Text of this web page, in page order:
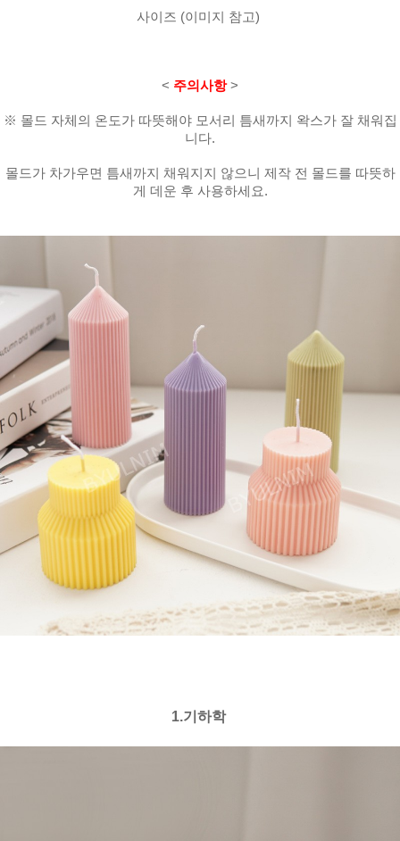
사이즈 (이미지 참고)
< 주의사항>
※ 몰드 자체의 온도가 따뜻해야 모서리 틈새까지 왁스가 잘 채워집
니다.
몰드가 차가우면 틈새까지 채워지지 않으니 제작 전 몰드를 따뜻하
게 데운 후 사용하세요.
1.기하학